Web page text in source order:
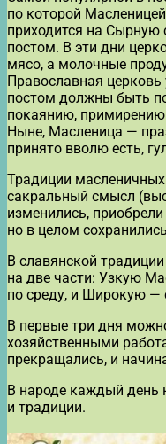
по которой
приходится на
постом. В эти дни
мясо, а молочные
Православная
постом должны быть
покаянию,
Ныне, Масленица —
принято вволю есть,
Традиции
сакральный смысл
изменились,
но в целом
В славянской
на две части: Узкую
по среду, и Широкую —
В первые три дня
хозяйственными
прекращались, и
В народе каждый день
и традиции.